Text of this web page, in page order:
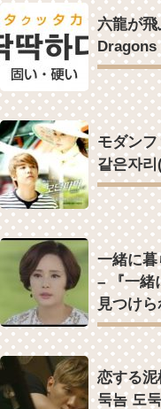
Powered by livedoor 相
俳優カン・ギヨン、
で話題 Big News TV
Powered by livedoor 相
六龍が
Dragons
モダン
같은자
一緒に
– 『一緒
見つけ
恋する
둑놈 도